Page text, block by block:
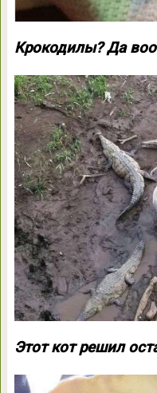
Крокодилы? Да
Этот кот решил